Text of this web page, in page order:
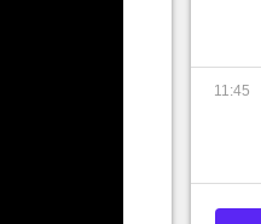
11:45